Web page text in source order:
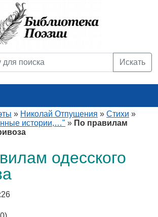
Искать
» Николай Отпущения » Стихи »
истории,…" » По правилам
одесского